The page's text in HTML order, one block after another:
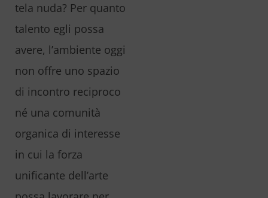
tela nuda? Per quanto
talento egli possa
avere, l’ambiente oggi
non offre uno spazio
di incontro reciproco
né una comunità
organica di interesse
in cui la forza
unificante dell’arte